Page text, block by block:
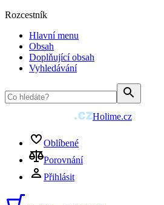
Rozcestník
Hlavní menu
Obsah
Doplňující obsah
Vyhledávání
Holime.cz
Oblíbené
Porovnání
Přihlásit